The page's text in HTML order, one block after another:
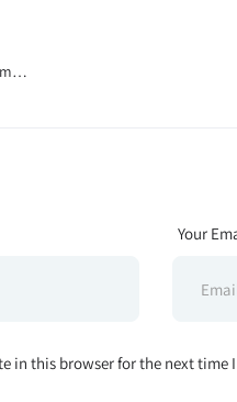
Your
in this browser for the next time